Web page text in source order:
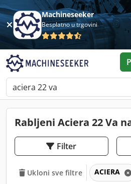
Machineseeker
Besplatno u trgovini
Rabljeni Aciera 22 Va
Filter
Ukloni sve filtre ACIERA